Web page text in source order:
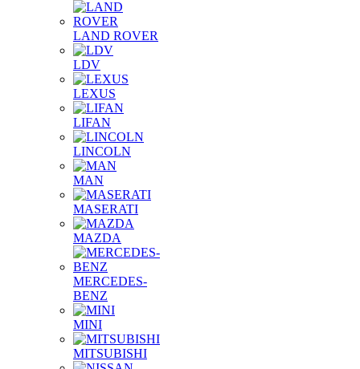
LAND ROVER
LDV
LEXUS
LIFAN
LINCOLN
MAN
MASERATI
MAZDA
MERCEDES-
BENZ
MINI
MITSUBISHI